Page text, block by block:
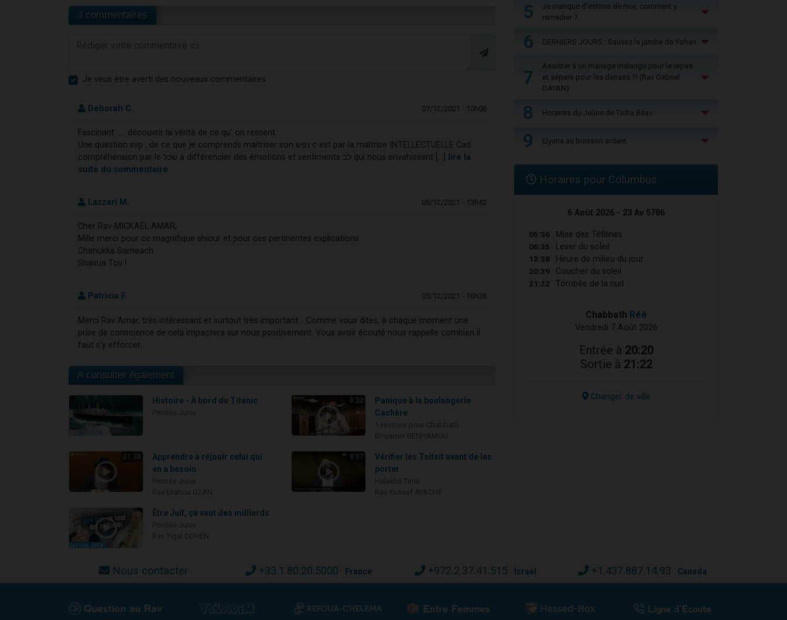
3 commentaires
Je veux être averti des nouveaux commentaires
Deborah C. 07/12/2021 - 10h06
Fascinant ..... découvrir la vérité de ce qu' on ressent
Une question svp : de ce que je comprends maîtriser son נפש c est par la maîtrise INTELLECTUELLE Cad
compréhension par le שכל à différencier des émotions et sentiments לב qui nous envahissent [...]
lire la
suite du commentaire
Lazzari M. 06/12/2021 - 13h42
Cher Rav MICKAËL AMAR,
Mille merci pour ce magnifique shiour et pour ces pertinentes explications
Chanukka Sameach
Shavua Tov !
Patricia F. 05/12/2021 - 16h26
Merci Rav Amar, très intéressant et surtout très important .. Comme vous dites, à chaque moment une
prise de conscience de cela impactera sur nous positivement. Vous avoir écouté nous rappelle combien il
faut s'y efforcer.
A consulter également
Histoire - À bord du Titanic 8:22
Panique à la boulangerie
Cachère
21:38
Apprendre à réjouir celui qui
en a besoin
8:07
Vérifier les Tsitsit avant de les
porter
Être Juif, ça vaut des milliards
5
Je manque d'estime de moi, comment y
remédier ?
6 DERNIERS JOURS : Sauvez la jambe de Yohan
7
Assister à un mariage mélangé pour le repas
et séparé pour les danses ?! (Rav Gabriel
DAYAN)
8 Horaires du Jeûne de Ticha Béav
9 Elyana au buisson ardent
Horaires pour Columbus
6 Août 2026 - 23 Av 5786
05:36 Mise des Téfilines
06:35 Lever du soleil
13:38 Heure de milieu du jour
20:39 Coucher du soleil
21:22 Tombée de la nuit
Chabbath Réé
Vendredi 7 Août 2026
Entrée à 20:20
Sortie à 21:22
Changer de ville
Nous contacter +33.1.80.20.5000 France +972.2.37.41.515 Israël +1.437.887.14.93 Canada